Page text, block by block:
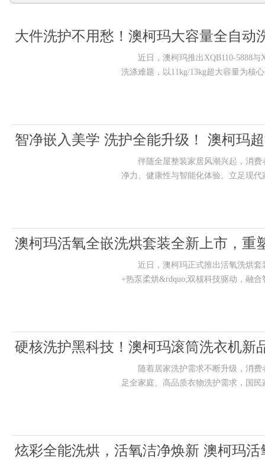
大件洗护不用愁！澳柯玛大容量全自动
近日，澳柯玛推出XQB110-5888与
洗涤难题，以11kg/13kg超大容量为核
智净嵌入美学 洗护全能升级！ 澳柯玛
伴随全屋整装家居风潮兴起，消费
净力、健康性与智能化体验。立足现
澳柯玛活氧全嵌洗烘套装全新上市，重
近日，澳柯玛正式推出活氧洗烘套装
+热泵柔烘&rdquo;双核科技驱动，融
硬核洗护黑科技！澳柯玛滚筒洗衣机新
随着居家洗护需求不断升级，消费
足全家庭、高品质衣物洗护需求，国
炫彩全能洗烘，活氧洁净焕新 澳柯玛